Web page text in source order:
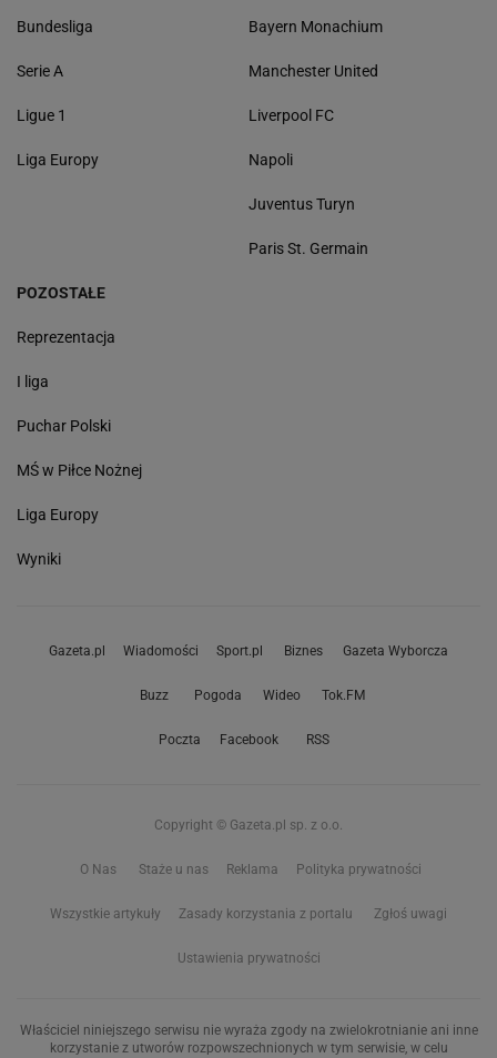
Bundesliga
Serie A
Ligue 1
Liga Europy
Bayern Monachium
Manchester United
Liverpool FC
Napoli
Juventus Turyn
Paris St. Germain
POZOSTAŁE
Reprezentacja
I liga
Puchar Polski
MŚ w Piłce Nożnej
Liga Europy
Wyniki
Gazeta.pl Wiadomości Sport.pl Biznes Gazeta Wyborcza
Buzz Pogoda Wideo Tok.FM
Poczta Facebook RSS
Copyright © Gazeta.pl sp. z o.o.
O Nas Staże u nas Reklama Polityka prywatności
Wszystkie artykuły Zasady korzystania z portalu Zgłoś uwagi
Ustawienia prywatności
Właściciel niniejszego serwisu nie wyraża zgody na zwielokrotnianie ani inne
korzystanie z utworów rozpowszechnionych w tym serwisie, w celu